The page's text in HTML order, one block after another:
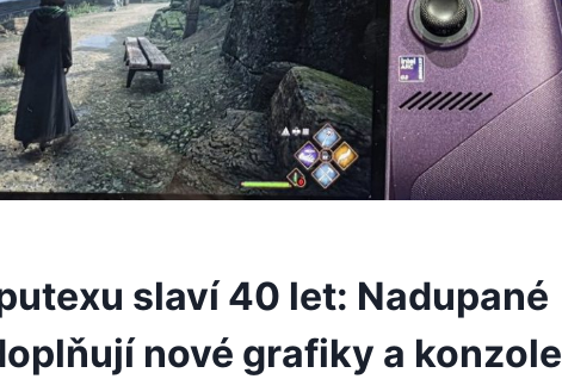
slaví 40 let: Nadupané
nové grafiky a konzole